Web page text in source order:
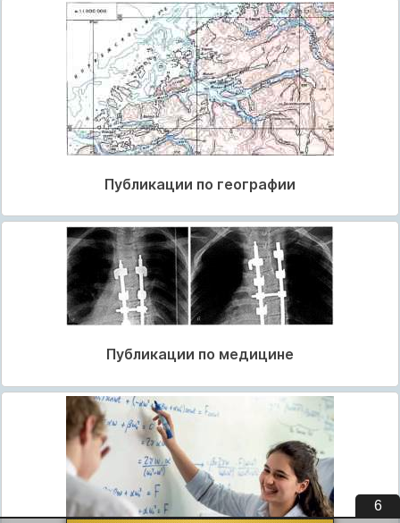
Публикации по географии
Публикации по медицине
5